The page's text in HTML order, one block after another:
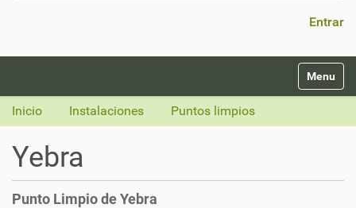
Entrar
v
Toggle
Inicio Instalaciones Puntos limpios
Yebra
Punto Limpio de Yebra